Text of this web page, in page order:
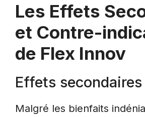
Les Effets
et Contre-
de Flex Innov
Effets
Malgré les bienfaits